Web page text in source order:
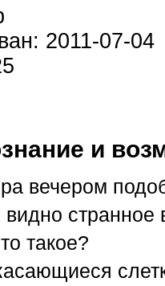
2011-07-04
и
вечером
странное
такое?